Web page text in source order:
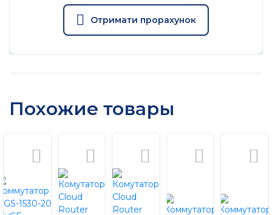
Отримати прорахунок
Похожие товары